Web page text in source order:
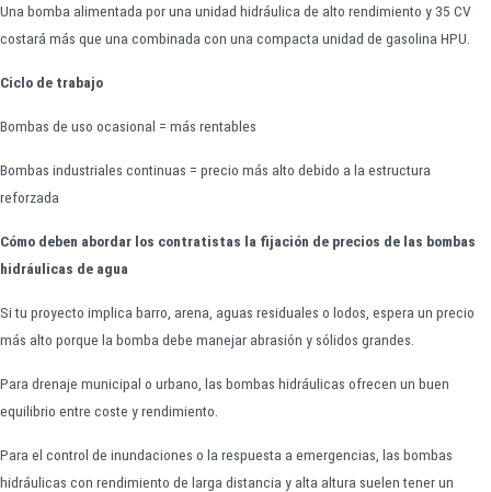
Una bomba alimentada por una unidad hidráulica de alto rendimiento y 35 CV
costará más que una combinada con una compacta unidad de gasolina HPU.
Ciclo de trabajo
Bombas de uso ocasional = más rentables
Bombas industriales continuas = precio más alto debido a la estructura
reforzada
Cómo deben abordar los contratistas la fijación de precios de las bombas
hidráulicas de agua
Si tu proyecto implica barro, arena, aguas residuales o lodos, espera un precio
más alto porque la bomba debe manejar abrasión y sólidos grandes.
Para drenaje municipal o urbano, las bombas hidráulicas ofrecen un buen
equilibrio entre coste y rendimiento.
Para el control de inundaciones o la respuesta a emergencias, las bombas
hidráulicas con rendimiento de larga distancia y alta altura suelen tener un